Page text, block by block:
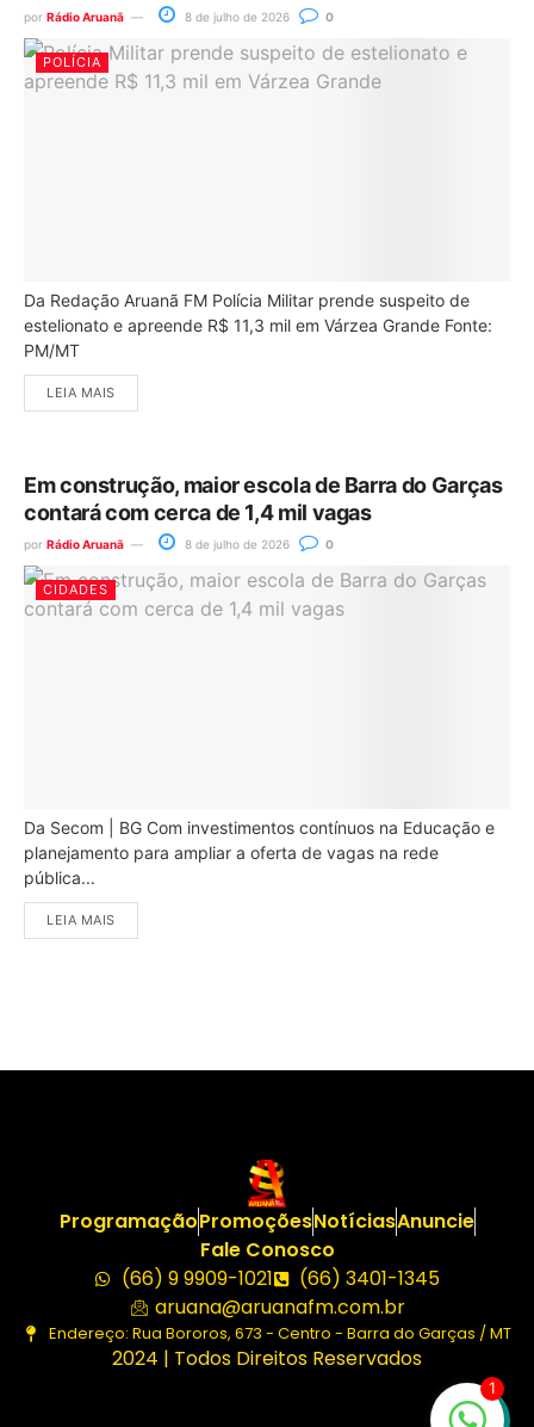
por Rádio Aruanã 8 de julho de 2026 0
POLÍCIA
Da Redação Aruanã FM Polícia Militar prende suspeito de
estelionato e apreende R$ 11,3 mil em Várzea Grande Fonte:
PM/MT
LEIA MAIS
Em construção, maior escola de Barra do Garças
contará com cerca de 1,4 mil vagas
por Rádio Aruanã 8 de julho de 2026 0
CIDADES
Da Secom | BG Com investimentos contínuos na Educação e
planejamento para ampliar a oferta de vagas na rede
pública...
LEIA MAIS
ProgramaçãoPromoçõesNotíciasAnuncie
Fale Conosco
(66) 9 9909-1021
(66) 3401-1345
aruana@aruanafm.com.br
Endereço: Rua Bororos, 673 - Centro - Barra do Garças / MT
2024 | Todos Direitos Reservados
1